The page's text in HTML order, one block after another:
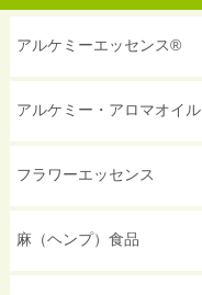
アルケミーエッセンス®
アルケミー・アロマオイル
フラワーエッセンス
麻（ヘンプ）食品